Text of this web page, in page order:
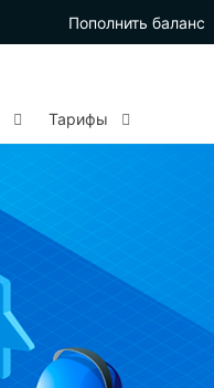
Пополнить баланс
Тарифы